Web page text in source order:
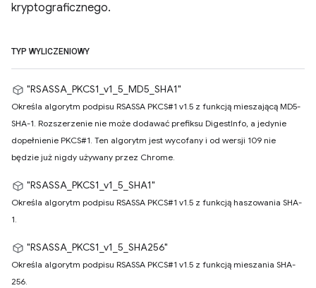
kryptograficznego.
TYP WYLICZENIOWY
"RSASSA_PKCS1_v1_5_MD5_SHA1"
Określa algorytm podpisu RSASSA PKCS#1 v1.5 z funkcją mieszającą MD5-
SHA-1. Rozszerzenie nie może dodawać prefiksu DigestInfo, a jedynie
dopełnienie PKCS#1. Ten algorytm jest wycofany i od wersji 109 nie
będzie już nigdy używany przez Chrome.
"RSASSA_PKCS1_v1_5_SHA1"
Określa algorytm podpisu RSASSA PKCS#1 v1.5 z funkcją haszowania SHA-
1.
"RSASSA_PKCS1_v1_5_SHA256"
Określa algorytm podpisu RSASSA PKCS#1 v1.5 z funkcją mieszania SHA-
256.